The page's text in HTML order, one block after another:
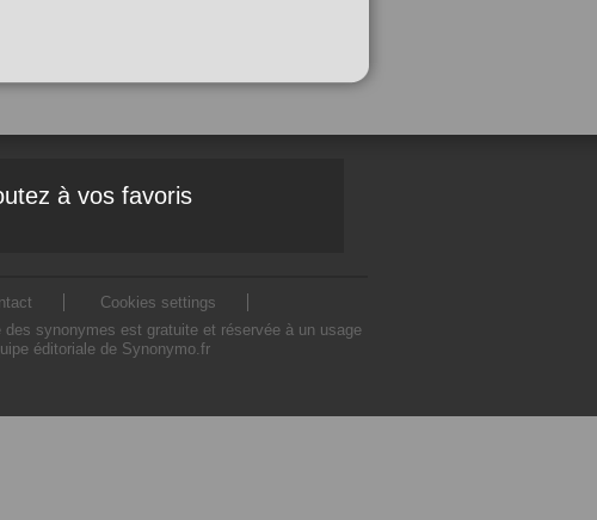
à vos favoris
Cookies settings
synonymes est gratuite et réservée à un usage
éditoriale de Synonymo.fr